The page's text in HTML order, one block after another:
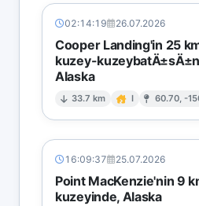
02:14:19 26.07.2026
Cooper Landing'in 25
kuzey-
Alaska
33.7 km I 60.70, -
16:09:37 25.07.2026
Point MacKenzie'nin 9
kuzeyinde, Alaska